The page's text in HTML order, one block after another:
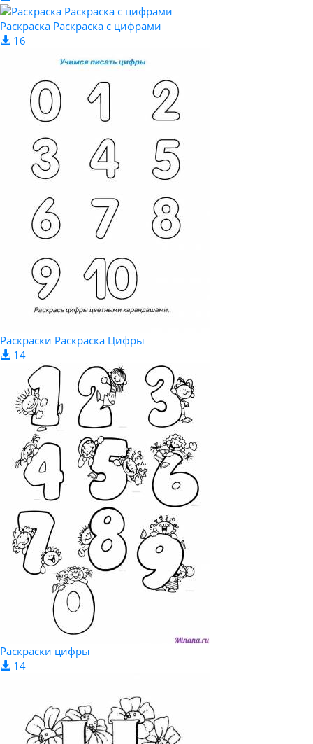
Раскраска Раскраска с цифрами
16
Раскраски Раскраска Цифры
14
Раскраски цифры
14